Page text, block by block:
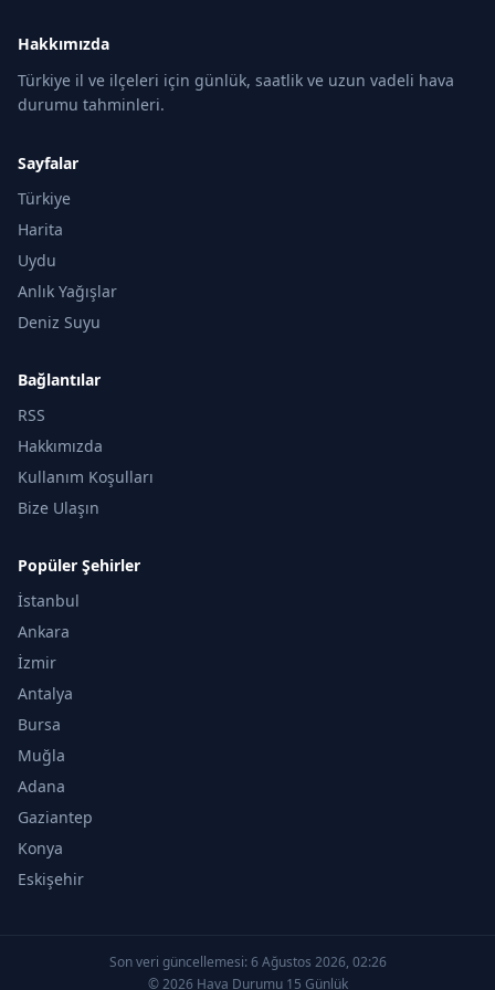
Hakkımızda
Türkiye il ve ilçeleri için günlük, saatlik ve uzun vadeli hava
durumu tahminleri.
Sayfalar
Türkiye
Harita
Uydu
Anlık Yağışlar
Deniz Suyu
Bağlantılar
RSS
Hakkımızda
Kullanım Koşulları
Bize Ulaşın
Popüler Şehirler
İstanbul
Ankara
İzmir
Antalya
Bursa
Muğla
Adana
Gaziantep
Konya
Eskişehir
Son veri güncellemesi: 6 Ağustos 2026, 02:26
© 2026 Hava Durumu 15 Günlük